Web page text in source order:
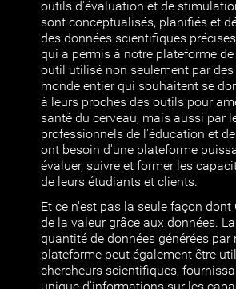
outils d'évaluation et de
sont conceptualisés, planifiés et
des données scientifiques
qui a permis à notre plateforme de
outil utilisé non seulement par des
monde entier qui souhaitent se
à leurs proches des outils pour
santé du cerveau, mais aussi par
professionnels de l'éducation et
ont besoin d'une plateforme
évaluer, suivre et former les
de leurs étudiants et clients.
Et ce n'est pas la seule façon dont
de la valeur grâce aux données.
quantité de données générées par
plateforme peut également être
chercheurs scientifiques,